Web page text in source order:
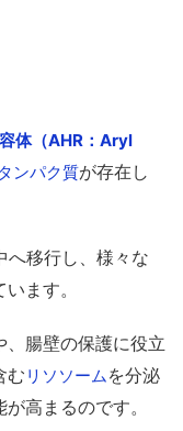
体（AHR：Aryl
タンパク質が存在し
へ移行し、様々な
ます。
、腸壁の保護に役立
む リソソームを分泌
高まるのです。